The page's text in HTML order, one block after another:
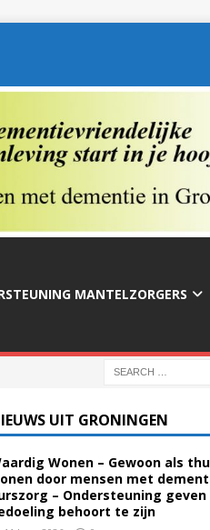
MANTELZORGERS
UIT GRONINGEN
Wonen – Gewoon als
door mensen met
– Ondersteuning geven
behoort te zijn